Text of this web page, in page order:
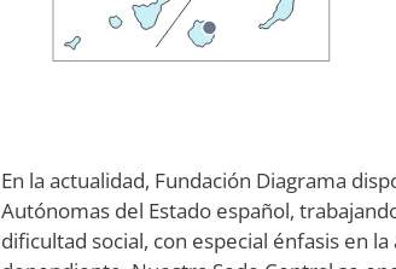
En la actualidad, Fundación Diagrama
Autónomas del Estado español,
dificultad social, con especial énfasis en